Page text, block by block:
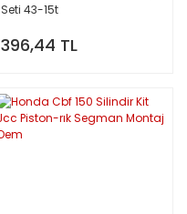
Seti 43-15t
396,44 TL